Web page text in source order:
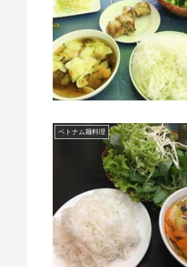
ベトナム麺料理